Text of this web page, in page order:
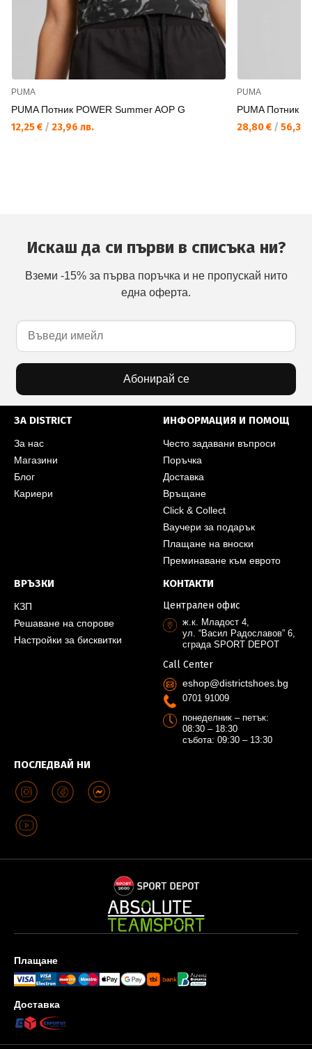
PUMA
PUMA Потник POWER Summer AOP G
12,25 € / 23,96 лв.
PUMA
PUMA Потник
28,80 € / 56,33
Искаш да си първи в списъка ни?
Вземи -15% за първа поръчка и не пропускай нито
една оферта.
Абонирай се
ЗА DISTRICT
За нас
Магазини
Блог
Кариери
ИНФОРМАЦИЯ И ПОМОЩ
Често задавани въпроси
Поръчка
Доставка
Връщане
Click & Collect
Ваучери за подарък
Плащане на вноски
Преминаване към еврото
ВРЪЗКИ
КЗП
Решаване на спорове
Настройки за бисквитки
ПОСЛЕДВАЙ НИ
КОНТАКТИ
Централен офис
ж.к. Младост 4,
ул. “Васил Радославов” 6,
сграда SPORT DEPOT
Call Center
eshop@districtshoes.bg
0701 91009
понеделник – петък:
08:30 – 18:30
събота: 09:30 – 13:30
Плащане
Доставка